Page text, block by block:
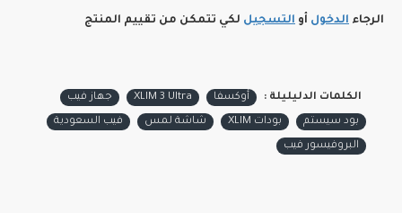
الرجاء الدخول أو التسجيل لكي تتمكن من تقييم المنتج
الكلمات الدليليلة : أوكسفا XLIM 3 Ultra جهاز فيب
بود سيستم بودات XLIM شاشة لمس فيب السعودية
البروفيسور فيب